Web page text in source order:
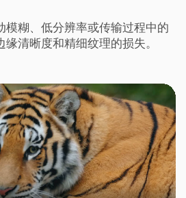
模糊、低分辨率或传输过程中的
清晰度和精细纹理的损失。